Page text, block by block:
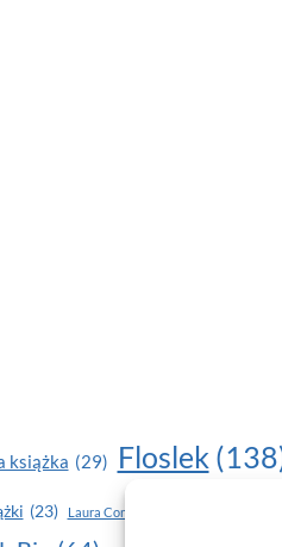
książka (29) Floslek
(23) Laura Conti